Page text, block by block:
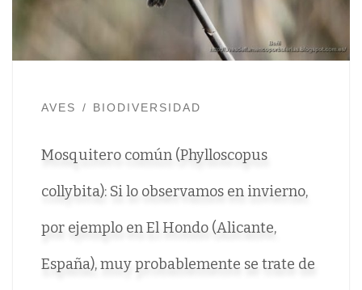
AVES BIODIVERSIDAD
Mosquitero común (Phylloscopus
collybita): Si lo observamos en invierno,
por ejemplo en El Hondo (Alicante,
España), muy probablemente se trate de